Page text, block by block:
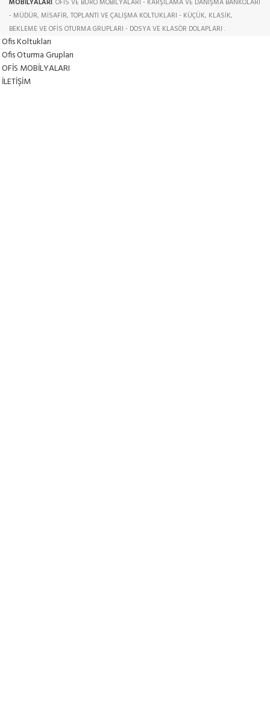
MOBİLYALARI. OFİS VE BÜRO MOBİLYALARI - KARŞILAMA VE DANIŞMA BANKOLARI
- MÜDÜR, MİSAFİR, TOPLANTI VE ÇALIŞMA KOLTUKLARI - KÜÇÜK, KLASİK,
BEKLEME VE OFİS OTURMA GRUPLARI - DOSYA VE KLASÖR DOLAPLARI .
Ofis Koltukları
Ofis Oturma Grupları
OFİS MOBİLYALARI
İLETİŞİM